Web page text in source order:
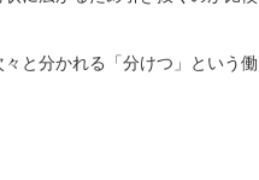
と分かれる「分けつ」という